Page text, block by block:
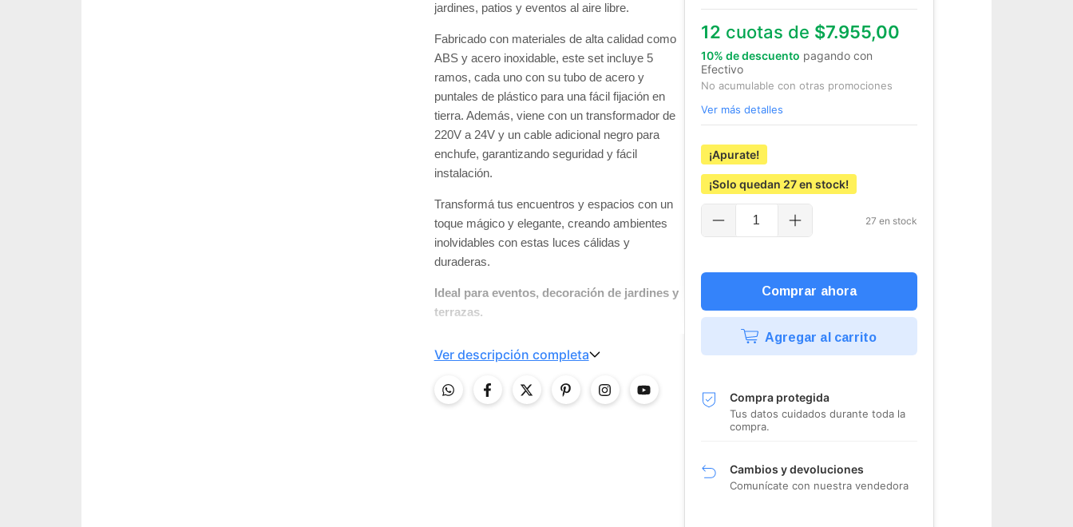
12 cuotas de $7.955,00
10% de descuento pagando con
Efectivo
No acumulable con otras promociones
Ver más detalles
¡Apurate!
¡Solo quedan 27en stock!
27 en stock
Agregar al carrito
Compra protegida
Tus datos cuidados durante toda la
compra.
Cambios y devoluciones
Comunícate con nuestra vendedora
jardines, patios y eventos al aire libre.
Fabricado con materiales de alta calidad como
ABS y acero inoxidable, este set incluye 5
ramos, cada uno con su tubo de acero y
puntales de plástico para una fácil fijación en
tierra. Además, viene con un transformador de
220V a 24V y un cable adicional negro para
enchufe, garantizando seguridad y fácil
instalación.
Transformá tus encuentros y espacios con un
toque mágico y elegante, creando ambientes
inolvidables con estas luces cálidas y
duraderas.
Ideal para eventos, decoración de jardines y
terrazas.
Ver descripción completa